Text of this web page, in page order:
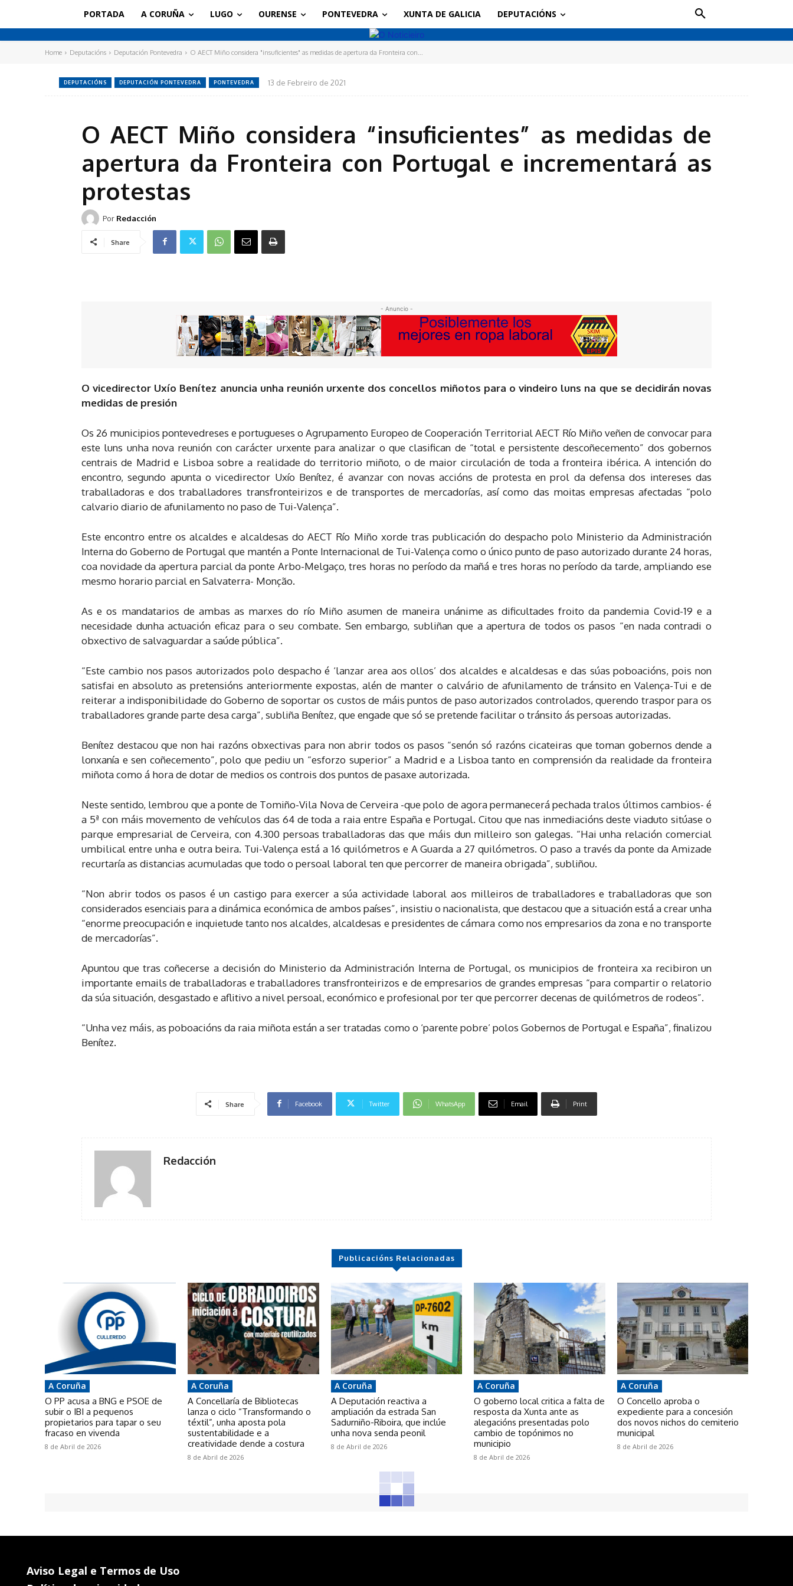
PORTADA A CORUÑA LUGO OURENSE PONTEVEDRA XUNTA DE GALICIA DEPUTACIÓNS
Home Deputacións Deputación Pontevedra O AECT Miño considera "insuficientes" as medidas de apertura da Fronteira con...
DEPUTACIÓNS DEPUTACIÓN PONTEVEDRA PONTEVEDRA 13 de Febreiro de 2021
O AECT Miño considera “insuficientes” as medidas de
apertura da Fronteira con Portugal e incrementará as
protestas
Por Redacción
Share
- Anuncio -
O vicedirector Uxío Benítez anuncia unha reunión urxente dos concellos miñotos para o vindeiro luns na que se decidirán novas
medidas de presión
Os 26 municipios pontevedreses e portugueses o Agrupamento Europeo de Cooperación Territorial AECT Río Miño veñen de convocar para
este luns unha nova reunión con carácter urxente para analizar o que clasifican de “total e persistente descoñecemento” dos gobernos
centrais de Madrid e Lisboa sobre a realidade do territorio miñoto, o de maior circulación de toda a fronteira ibérica. A intención do
encontro, segundo apunta o vicedirector Uxío Benítez, é avanzar con novas accións de protesta en prol da defensa dos intereses das
traballadoras e dos traballadores transfronteirizos e de transportes de mercadorías, así como das moitas empresas afectadas “polo
calvario diario de afunilamento no paso de Tui-Valença”.
Este encontro entre os alcaldes e alcaldesas do AECT Río Miño xorde tras publicación do despacho polo Ministerio da Administración
Interna do Goberno de Portugal que mantén a Ponte Internacional de Tui-Valença como o único punto de paso autorizado durante 24 horas,
coa novidade da apertura parcial da ponte Arbo-Melgaço, tres horas no período da mañá e tres horas no período da tarde, ampliando ese
mesmo horario parcial en Salvaterra- Monção.
As e os mandatarios de ambas as marxes do río Miño asumen de maneira unánime as dificultades froito da pandemia Covid-19 e a
necesidade dunha actuación eficaz para o seu combate. Sen embargo, subliñan que a apertura de todos os pasos “en nada contradi o
obxectivo de salvaguardar a saúde pública”.
“Este cambio nos pasos autorizados polo despacho é ‘lanzar area aos ollos’ dos alcaldes e alcaldesas e das súas poboacións, pois non
satisfai en absoluto as pretensións anteriormente expostas, alén de manter o calvário de afunilamento de tránsito en Valença-Tui e de
reiterar a indisponibilidade do Goberno de soportar os custos de máis puntos de paso autorizados controlados, querendo traspor para os
traballadores grande parte desa carga”, subliña Benítez, que engade que só se pretende facilitar o tránsito ás persoas autorizadas.
Benítez destacou que non hai razóns obxectivas para non abrir todos os pasos “senón só razóns cicateiras que toman gobernos dende a
lonxanía e sen coñecemento”, polo que pediu un “esforzo superior” a Madrid e a Lisboa tanto en comprensión da realidade da fronteira
miñota como á hora de dotar de medios os controis dos puntos de pasaxe autorizada.
Neste sentido, lembrou que a ponte de Tomiño-Vila Nova de Cerveira -que polo de agora permanecerá pechada tralos últimos cambios- é
a 5ª con máis movemento de vehículos das 64 de toda a raia entre España e Portugal. Citou que nas inmediacións deste viaduto sitúase o
parque empresarial de Cerveira, con 4.300 persoas traballadoras das que máis dun milleiro son galegas. “Hai unha relación comercial
umbilical entre unha e outra beira. Tui-Valença está a 16 quilómetros e A Guarda a 27 quilómetros. O paso a través da ponte da Amizade
recurtaría as distancias acumuladas que todo o persoal laboral ten que percorrer de maneira obrigada”, subliñou.
“Non abrir todos os pasos é un castigo para exercer a súa actividade laboral aos milleiros de traballadores e traballadoras que son
considerados esenciais para a dinámica económica de ambos países”, insistiu o nacionalista, que destacou que a situación está a crear unha
“enorme preocupación e inquietude tanto nos alcaldes, alcaldesas e presidentes de cámara como nos empresarios da zona e no transporte
de mercadorías”.
Apuntou que tras coñecerse a decisión do Ministerio da Administración Interna de Portugal, os municipios de fronteira xa recibiron un
importante emails de traballadoras e traballadores transfronteirizos e de empresarios de grandes empresas “para compartir o relatorio
da súa situación, desgastado e aflitivo a nivel persoal, económico e profesional por ter que percorrer decenas de quilómetros de rodeos”.
“Unha vez máis, as poboacións da raia miñota están a ser tratadas como o ‘parente pobre’ polos Gobernos de Portugal e España”, finalizou
Benítez.
Share Facebook Twitter WhatsApp Email Print
Redacción
Publicacións Relacionadas
A Coruña
O PP acusa a BNG e PSOE de
subir o IBI a pequenos
propietarios para tapar o seu
fracaso en vivenda
8 de Abril de 2026
A Coruña
A Concellaría de Bibliotecas
lanza o ciclo “Transformando o
téxtil”, unha aposta pola
sustentabilidade e a
creatividade dende a costura
8 de Abril de 2026
A Coruña
A Deputación reactiva a
ampliación da estrada San
Sadurniño-Riboira, que inclúe
unha nova senda peonil
8 de Abril de 2026
A Coruña
O goberno local critica a falta de
resposta da Xunta ante as
alegacións presentadas polo
cambio de topónimos no
municipio
8 de Abril de 2026
A Coruña
O Concello aproba o
expediente para a concesión
dos novos nichos do cemiterio
municipal
8 de Abril de 2026
Aviso Legal e Termos de Uso